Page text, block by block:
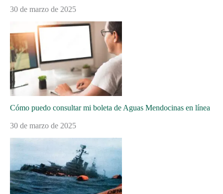
30 de marzo de 2025
Cómo puedo consultar mi boleta de Aguas Mendocinas en línea
30 de marzo de 2025